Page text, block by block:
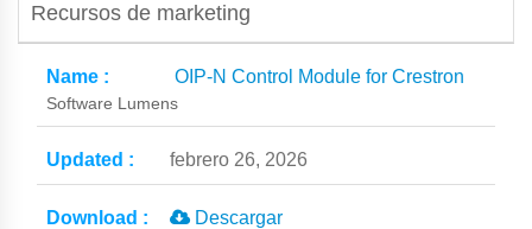
Recursos de marketing
OIP-N Control Module for Crestron
Software Lumens
febrero 26, 2026
Descargar